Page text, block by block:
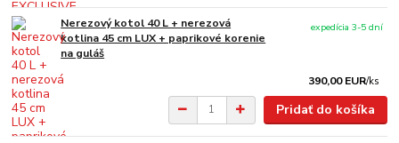
Nerezový kotol 40 L + nerezová
kotlina 45 cm LUX + paprikové korenie
na guláš
390,00 EUR/ks
expedícia 3-5 dní
Pridať do košíka